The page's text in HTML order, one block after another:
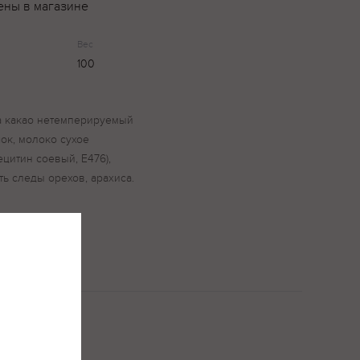
в магазине
Вес
100
какао нетемперируемый
молоко сухое
соевый, Е476),
следы орехов, арахиса.